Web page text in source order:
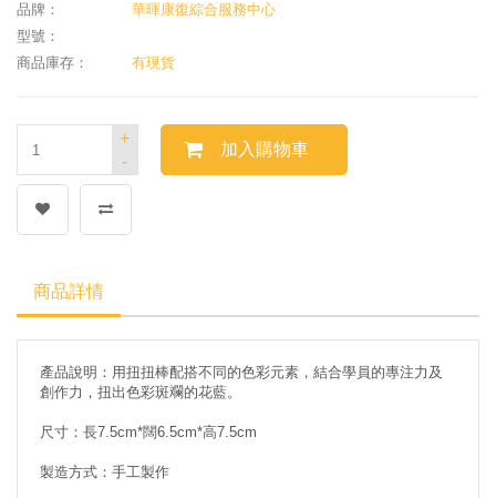
品牌：
華暉康復綜合服務中心
型號：
商品庫存：
有現貨
-
+
加入購物車
商品詳情
產品說明：用扭扭棒配搭不同的色彩元素， 結合學員的專注力及
創作力， 扭出色彩斑斕的花藍。
尺寸：長7.5cm*闊6.5cm*高7.5cm
製造方式：手工製作